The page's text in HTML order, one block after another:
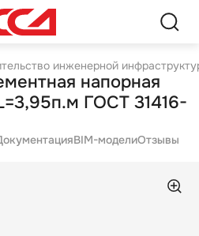
инженерной
напорная
BIM-моделиОтзывы